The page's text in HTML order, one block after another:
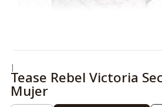
|
Tease Rebel Victoria
Mujer